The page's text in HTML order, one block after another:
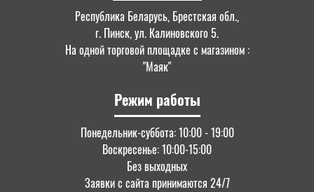
Республика Беларусь, Брестская обл.,
г. Пинск, ул. Калиновского 5.
На одной торговой площадке с магазином :
"Маяк"
Режим работы
Понедельник-суббота: 10:00 - 19:00
Воскресенье: 10:00-15:00
Без выходных
Заявки с сайта принимаются 24/7